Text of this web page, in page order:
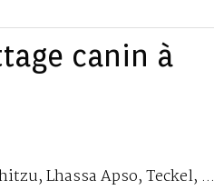
canin à
Lhassa Apso, Teckel, ...